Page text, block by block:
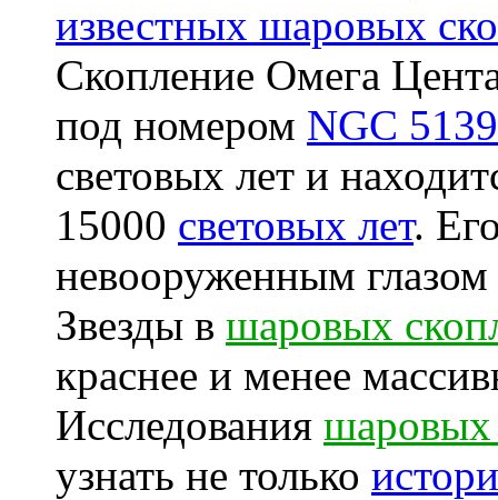
известных шаровых
Скопление Омега
под номером NGC 5139
световых лет и
15000 световых лет.
невооруженным
Звезды в шаровых
краснее и менее
Исследования шаровых
узнать не только